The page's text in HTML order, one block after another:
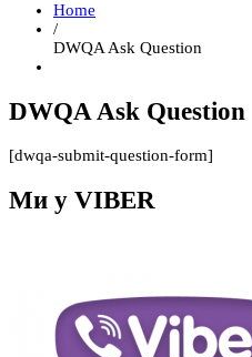
Home
/
DWQA Ask Question
DWQA Ask Question
[dwqa-submit-question-form]
Ми у VIBER